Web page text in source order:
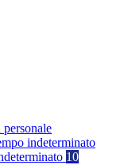
indeterminato
10